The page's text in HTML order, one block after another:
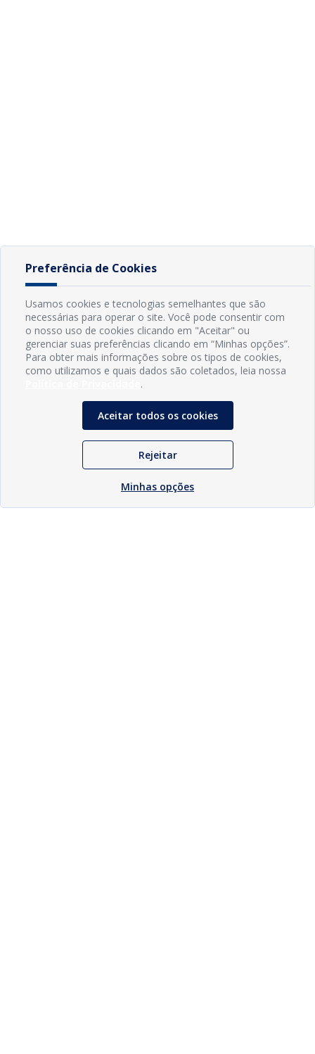
Preferência de Cookies
Usamos cookies e tecnologias semelhantes que são
necessárias para operar o site. Você pode consentir com
o nosso uso de cookies clicando em "Aceitar" ou
gerenciar suas preferências clicando em “Minhas opções”.
Para obter mais informações sobre os tipos de cookies,
como utilizamos e quais dados são coletados, leia nossa
.
Aceitar todos os cookies
Rejeitar
Minhas opções